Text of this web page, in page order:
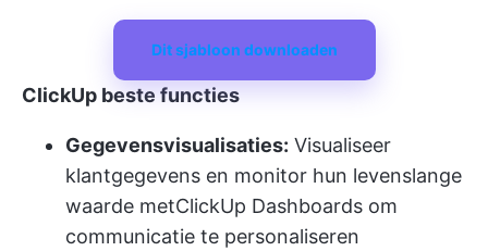
Dit sjabloon downloaden
ClickUp beste functies
Gegevensvisualisaties: Visualiseer
klantgegevens en monitor hun levenslange
waarde metClickUp Dashboards om
communicatie te personaliseren